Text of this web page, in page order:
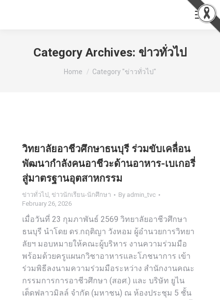
Category Archives: ข่าวทั่วไป
You are here:
Home Category "ข่าวทั่วไป"
วิทยาลัยอาชีวศึกษาธนบุรี ร่วมขับเคลื่อน
พัฒนากำลังคนอาชีวะด้านอาหาร-เบเกอรี่
สู่มาตรฐานอุตสาหกรรม
ข่าวทั่วไป, ข่าวนักเรียน-นักศึกษา By admin_tvc
February 26, 2026
เมื่อวันที่ 23 กุมภาพันธ์ 2569 วิทยาลัยอาชีวศึกษา
ธนบุรี นำโดย ดร.กฤติญา วังหอม ผู้อำนวยการวิทยา
ลัยฯ มอบหมายให้คณะผู้บริหาร งานความร่วมมือ
พร้อมด้วยครูแผนกวิชาอาหารและโภชนาการ เข้า
ร่วมพิธีลงนามความร่วมมือระหว่าง สำนักงานคณะ
กรรมการการอาชีวศึกษา (สอศ.) และ บริษัท ยูไน
เต็ดฟลาวมิลล์ จำกัด (มหาชน) ณ ห้องประชุม 5 ชั้น